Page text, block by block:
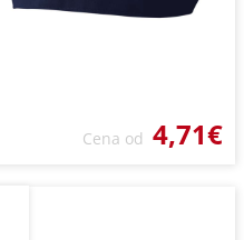
Cena od 4,71€